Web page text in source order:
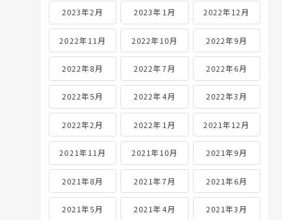
2023年2月 2023年1月 2022年12月
2022年11月 2022年10月 2022年9月
2022年8月 2022年7月 2022年6月
2022年5月 2022年4月 2022年3月
2022年2月 2022年1月 2021年12月
2021年11月 2021年10月 2021年9月
2021年8月 2021年7月 2021年6月
2021年5月 2021年4月 2021年3月